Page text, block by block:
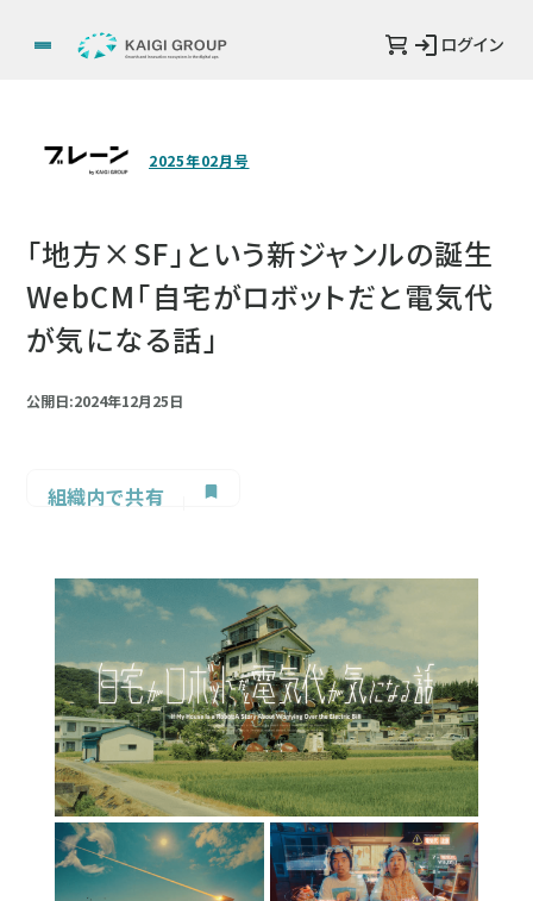
ログイン
2025年02月号
「地方×SF」という新ジャンルの誕生
WebCM「自宅がロボットだと電気代
が気になる話」
公開日:2024年12月25日
組織内で共有